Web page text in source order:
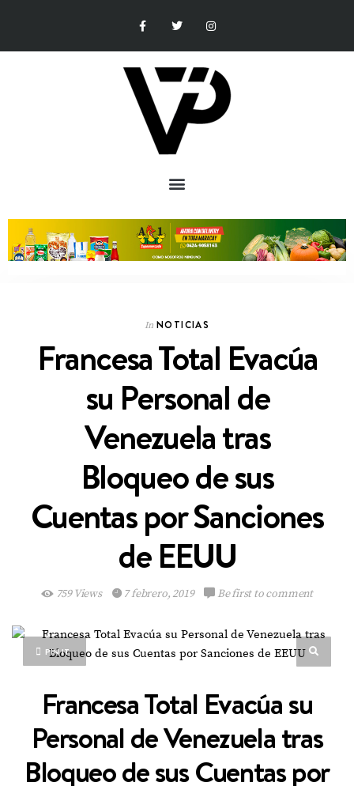
In NOTICIAS
Francesa Total Evacúa
su Personal de
Venezuela tras
Bloqueo de sus
Cuentas por Sanciones
de EEUU
759 Views 7 febrero, 2019 Be first to comment
PIN IT
Francesa Total Evacúa su
Personal de Venezuela tras
Bloqueo de sus Cuentas por